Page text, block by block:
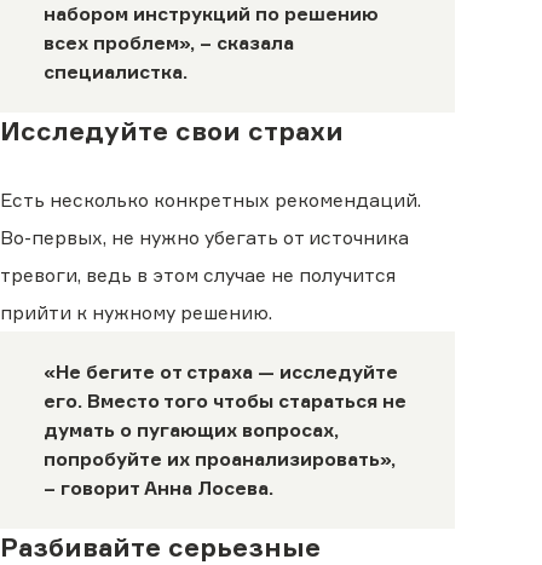
набором инструкций по решению
всех проблем», – сказала
специалистка.
Исследуйте свои страхи
Есть несколько конкретных рекомендаций.
Во-первых, не нужно убегать от источника
тревоги, ведь в этом случае не получится
прийти к нужному решению.
«Не бегите от страха — исследуйте
его. Вместо того чтобы стараться не
думать о пугающих вопросах,
попробуйте их проанализировать»,
– говорит Анна Лосева.
Разбивайте серьезные